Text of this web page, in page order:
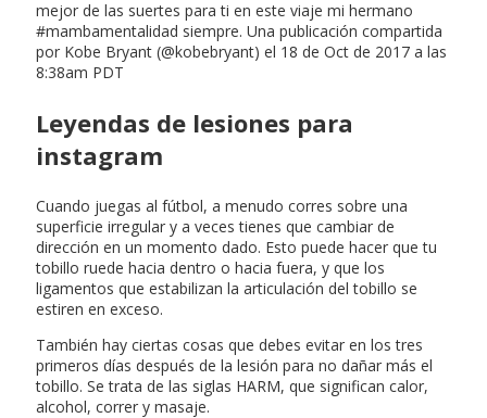
mejor de las suertes para ti en este viaje mi hermano
#mambamentalidad siempre. Una publicación compartida
por Kobe Bryant (@kobebryant) el 18 de Oct de 2017 a las
8:38am PDT
Leyendas de lesiones para
instagram
Cuando juegas al fútbol, a menudo corres sobre una
superficie irregular y a veces tienes que cambiar de
dirección en un momento dado. Esto puede hacer que tu
tobillo ruede hacia dentro o hacia fuera, y que los
ligamentos que estabilizan la articulación del tobillo se
estiren en exceso.
También hay ciertas cosas que debes evitar en los tres
primeros días después de la lesión para no dañar más el
tobillo. Se trata de las siglas HARM, que significan calor,
alcohol, correr y masaje.